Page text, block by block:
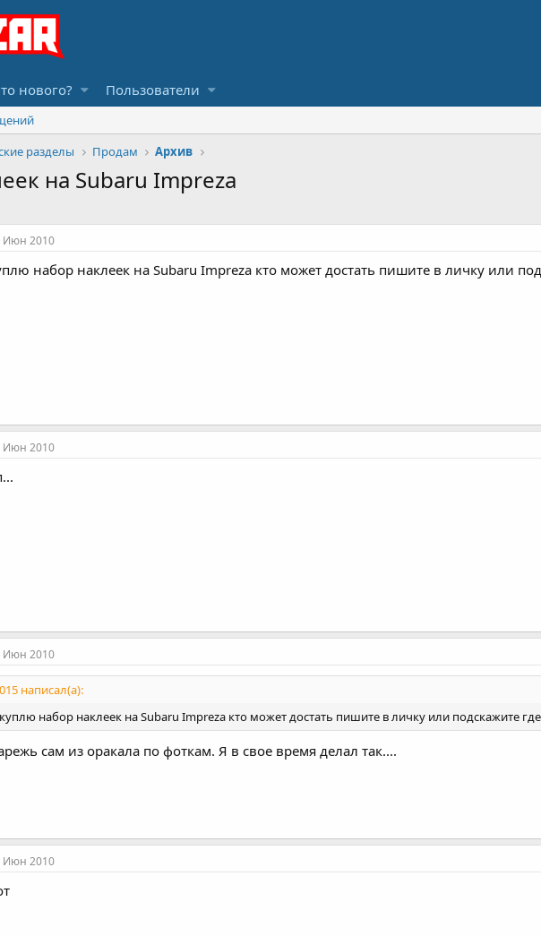
нового? Пользователи
разделы Продам Архив
на Subaru Impreza
Июн 2010
набор наклеек на Subaru Impreza кто может достать пишите в личку или
Июн 2010
Июн 2010
015 написал(а):
куплю набор наклеек на Subaru Impreza кто может достать пишите в личку или подскажите
сам из оракала по фоткам. Я в свое время делал так....
Июн 2010